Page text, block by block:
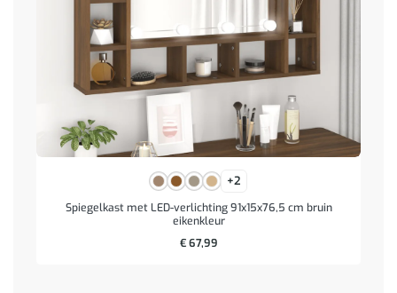
+2
Spiegelkast met LED-verlichting 91x15x76,5 cm bruin
eikenkleur
€67,99